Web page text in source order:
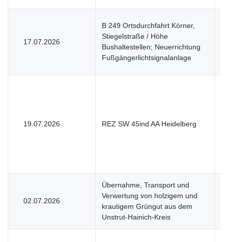
17.07.2026
B 249 Ortsdurchfahrt Körner,
Stiegelstraße / Höhe
Bushaltestellen; Neuerrichtung
Fußgängerlichtsignalanlage
19.07.2026 REZ SW 45ind AA Heidelberg
02.07.2026
Übernahme, Transport und
Verwertung von holzigem und
krautigem Grüngut aus dem
Unstrut-Hainich-Kreis